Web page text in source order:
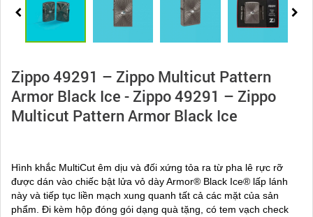
Zippo 49291 – Zippo Multicut Pattern
Armor Black Ice - Zippo 49291 – Zippo
Multicut Pattern Armor Black Ice
Hình khắc MultiCut êm dịu và đối xứng tỏa ra từ pha lê rực rỡ
được dán vào chiếc bật lửa vỏ dày Armor® Black Ice® lấp lánh
này và tiếp tục liền mạch xung quanh tất cả các mặt của sản
phẩm. Đi kèm hộp đóng gói dạng quà tặng, có tem vạch check